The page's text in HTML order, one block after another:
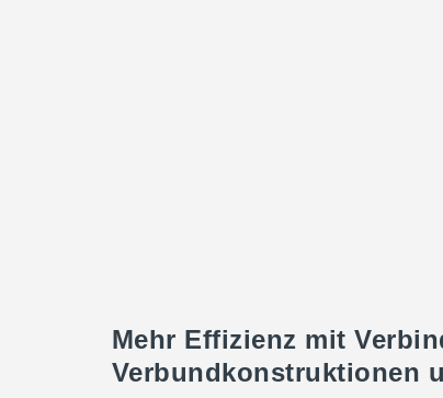
Mehr Effizienz mit
Verbundkonstruktionen